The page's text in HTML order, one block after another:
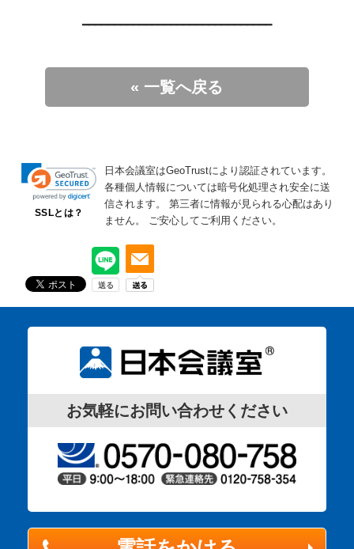
━━━━━━━━━━━━━━━━━━━━━━━━━━━━━━
« 一覧へ戻る
SSLとは？
日本会議室はGeoTrustにより認証されています。
各種個人情報については暗号化処理され安全に送
信されます。
第三者に情報が見られる心配はあり
ません。
ご安心してご利用ください。
お気軽にお問い合わせください